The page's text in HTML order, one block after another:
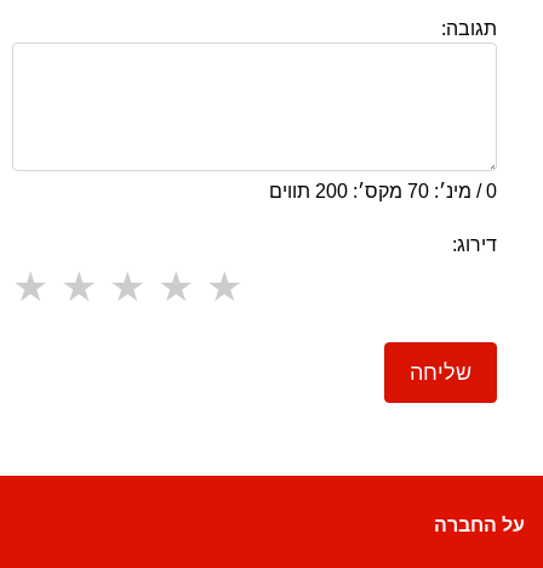
תגובה:
0 / מינ׳: 70 מקס׳: 200 תווים
דירוג:
שליחה
על החברה